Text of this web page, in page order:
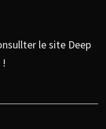
le site Deep